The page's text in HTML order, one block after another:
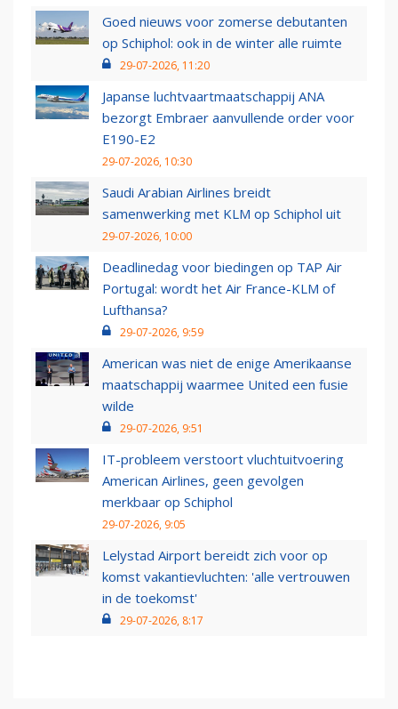
Goed nieuws voor zomerse debutanten
op Schiphol: ook in de winter alle ruimte
29-07-2026, 11:20
Japanse luchtvaartmaatschappij ANA
bezorgt Embraer aanvullende order voor
E190-E2
29-07-2026, 10:30
Saudi Arabian Airlines breidt
samenwerking met KLM op Schiphol uit
29-07-2026, 10:00
Deadlinedag voor biedingen op TAP Air
Portugal: wordt het Air France-KLM of
Lufthansa?
29-07-2026, 9:59
American was niet de enige Amerikaanse
maatschappij waarmee United een fusie
wilde
29-07-2026, 9:51
IT-probleem verstoort vluchtuitvoering
American Airlines, geen gevolgen
merkbaar op Schiphol
29-07-2026, 9:05
Lelystad Airport bereidt zich voor op
komst vakantievluchten: 'alle vertrouwen
in de toekomst'
29-07-2026, 8:17